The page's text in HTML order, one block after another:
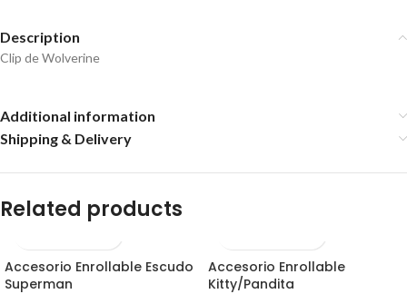
Description
Clip de Wolverine
Additional information
Shipping & Delivery
Related products
Accesorio Enrollable Escudo
Superman
Accesorio Enrollable
Kitty/Pandita